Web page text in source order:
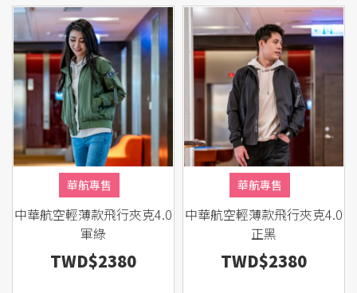
華航專售
中華航空輕薄款飛行夾克4.0
軍綠
TWD$2380
華航專售
中華航空輕薄款飛行夾克4.0
正黑
TWD$2380